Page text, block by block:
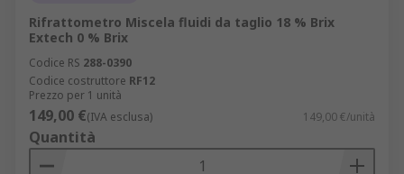
Rifrattometro Miscela fluidi da taglio 18 % Brix
Extech 0 % Brix
Codice RS 288-0390
Codice costruttore RF12
Prezzo per 1 unità
149,00 €(IVA esclusa) 149,00 €/unità
Quantità